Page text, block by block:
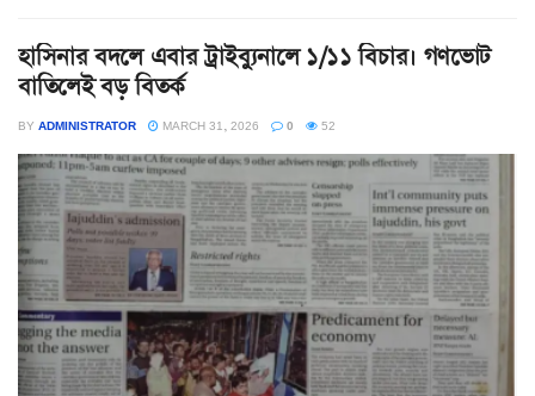
হাসিনার বদলে এবার ট্রাইব্যুনালে ১/১১ বিচার। গণভোট
বাতিলেই বড় বিতর্ক
BY ADMINISTRATOR MARCH 31, 2026 0 52